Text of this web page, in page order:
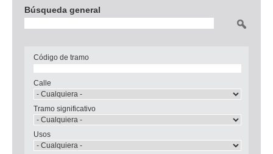
Búsqueda general
Código de tramo
Calle
Tramo significativo
Usos